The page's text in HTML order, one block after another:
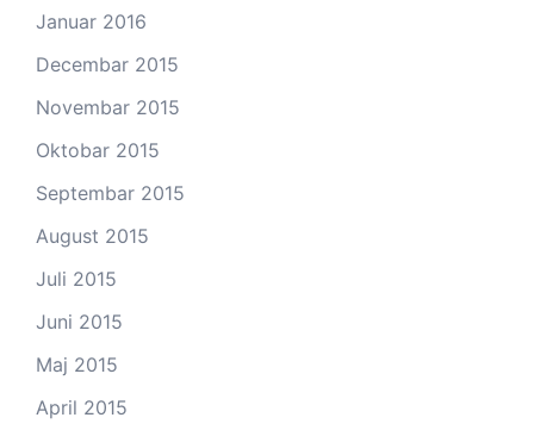
Januar 2016
Decembar 2015
Novembar 2015
Oktobar 2015
Septembar 2015
August 2015
Juli 2015
Juni 2015
Maj 2015
April 2015